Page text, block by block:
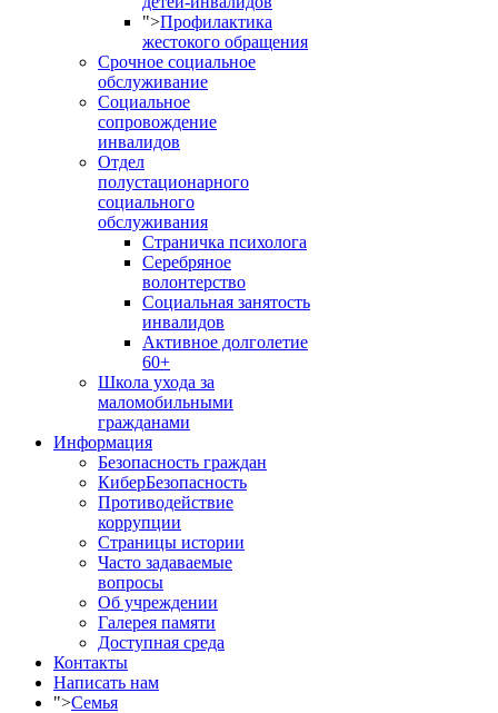
">Профилактика
жестокого обращения
Срочное социальное
обслуживание
Социальное
сопровождение
инвалидов
Отдел
полустационарного
социального
обслуживания
Страничка психолога
Серебряное
волонтерство
Социальная занятость
инвалидов
Активное долголетие
60+
Школа ухода за
маломобильными
гражданами
Информация
Безопасность граждан
КиберБезопасность
Противодействие
коррупции
Страницы истории
Часто задаваемые
вопросы
Об учреждении
Галерея памяти
Доступная среда
Контакты
Написать нам
">Семья